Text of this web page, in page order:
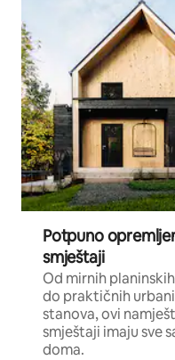
Potpuno
smještaji
Od mirnih
do praktičnih
stanova, ovi
smještaji imaju sve
doma.